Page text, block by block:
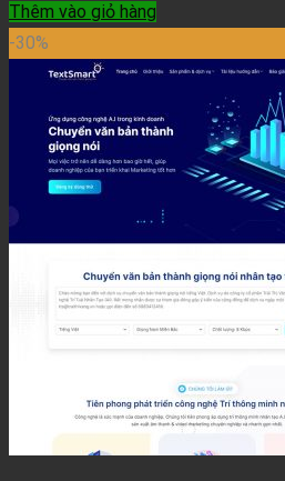
Thêm vào giỏ hàng
-30%